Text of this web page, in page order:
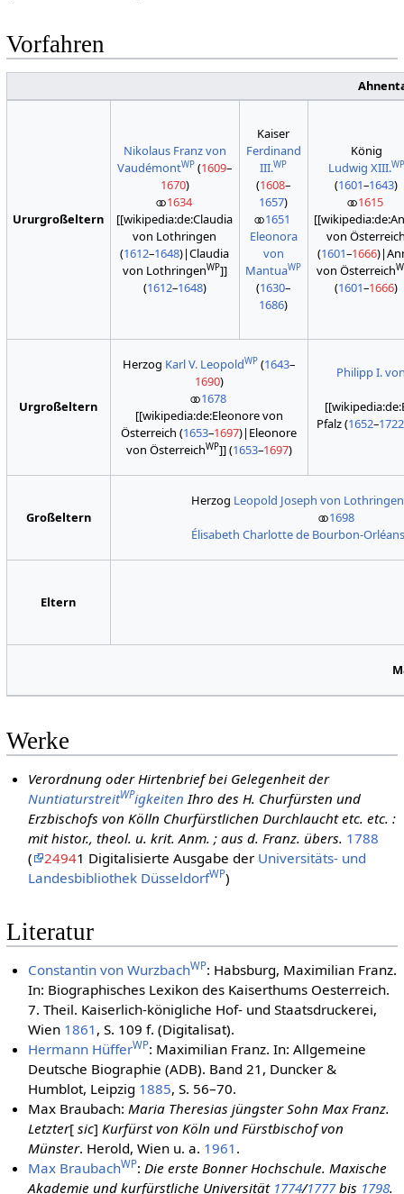
Vorfahren
Ururgroßeltern
Nikolaus Franz von
VaudémontWP (1609–
1670)
⚭1634
[[wikipedia:de:Claudia
von Lothringen
(1612–1648)|Claudia
von LothringenWP]]
(1612–1648)
Kaiser
Ferdinand
III.WP
(1608–
1657)
⚭1651
Eleonora
von
MantuaWP
(1630–
1686)
König
Ludwig XIII.WP
(1601–1643)
⚭1615
von
(1601–1666
von Österreich
(1601–1666)
Urgroßeltern
Herzog Karl V. LeopoldWP (1643–
1690)
⚭1678
[[wikipedia:de:Eleonore von
Österreich (1653–1697)|Eleonore
von ÖsterreichWP]] (1653–1697)
Philipp I.
Pfalz (1652–1722
Großeltern
Herzog Leopold Joseph von Lothringen
⚭1698
Élisabeth Charlotte de Bourbon-Orléans
Eltern
Werke
Verordnung oder Hirtenbrief bei Gelegenheit der
NuntiaturstreitWPigkeiten Ihro des H. Churfürsten und
Erzbischofs von Kölln Churfürstlichen Durchlaucht etc. etc. :
mit histor., theol. u. krit. Anm. ; aus d. Franz. übers. 1788
(
24941 Digitalisierte Ausgabe der Universitäts- und
Landesbibliothek DüsseldorfWP)
Literatur
Constantin von WurzbachWP: Habsburg, Maximilian Franz.
In: Biographisches Lexikon des Kaiserthums Oesterreich.
7. Theil. Kaiserlich-königliche Hof- und Staatsdruckerei,
Wien 1861 , S. 109 f. (Digitalisat).
Hermann HüfferWP: Maximilian Franz. In: Allgemeine
Deutsche Biographie (ADB). Band 21, Duncker &
Humblot, Leipzig 1885, S. 56–70.
Max Braubach: Maria Theresias jüngster Sohn Max Franz.
Letzter[sic] Kurfürst von Köln und Fürstbischof von
Münster. Herold, Wien u. a. 1961 .
Max BraubachWP: Die erste Bonner Hochschule. Maxische
Akademie und kurfürstliche Universität 1774/1777bis 1798.